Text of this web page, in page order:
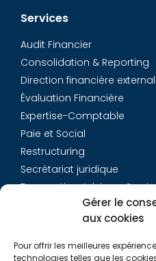
Gérer le
aux cookies
Pour offrir les meilleures
technologies telles que les
Services
Audit Financier
Consolidation & Reporting
Direction financière
Évaluation Financière
Expertise-Comptable
Paie et Social
Restructuring
Secrétariat juridique
Transaction Advisory
Équipe